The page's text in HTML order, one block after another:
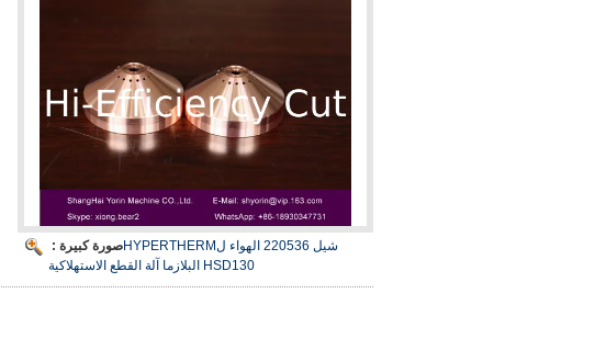
صورة كبيرة :شيل 220536 الهواء لHYPERTHERM
HSD130 البلازما آلة القطع الاستهلاكية